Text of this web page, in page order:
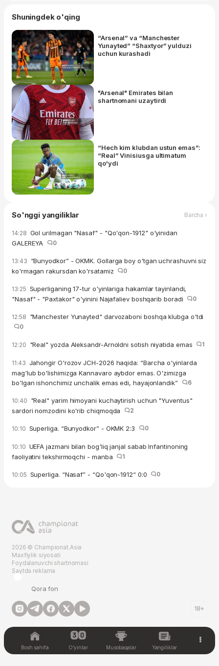
Shuningdek o'qing
“Arsenal” va “Manchester
Yunayted” “Shaxtyor” yulduzi
uchun kurashadi
"Arsenal" Emirates bilan
shartnomani uzaytirdi
“Hech kim klubdan ustun emas”:
“Real” Vinisiusga ultimatum
qo'ydi
So'nggi yangiliklar Barcha ›
14:28 Gol urilmagan "Nasaf" - "Qo'qon-1912" o'yinidan
GALEREYA
0
13:43 “Bunyodkor” - OKMK. Gollarga boy o'tgan uchrashuvni siz
ko'rmagan rakursdan ko'rsatamiz
0
13:25 Superliganing 17-tur o'yinlariga hakamlar tayinlandi,
"Nasaf" - "Paxtakor" o'yinini Najafaliev boshqarib boradi
0
12:58 "Manchester Yunayted" darvozaboni boshqa klubga o'tdi
0
12:20 "Real" yozda Aleksandr-Arnoldni sotish niyatida emas 1
11:43 Jahongir O'rozov JCH-2026 haqida: “Barcha o'yinlarda
mag'lub bo'lishimizga Kannavaro aybdor emas. O'zimizga
bo'lgan ishonchimiz unchalik emas edi, hayajonlandik”
6
10:40 "Real" yarim himoyani kuchaytirish uchun "Yuventus"
sardori nomzodini ko'rib chiqmoqda
2
10:10 Superliga. “Bunyodkor” - OKMK 2:3 0
10:10 UEFA jazmani bilan bog'liq janjal sabab Infantinoning
faoliyatini tekshirmoqchi - manba
1
10:05 Superliga. “Nasaf” - “Qo'qon-1912“ 0:0 0
2026 © Championat.Asia
Maxfiylik siyosati
Foydalanuvchi shartnomasi
Saytda reklama
Qora fon
18+
Bosh sahifa O'yinlar Musobaqalar Yangiliklar